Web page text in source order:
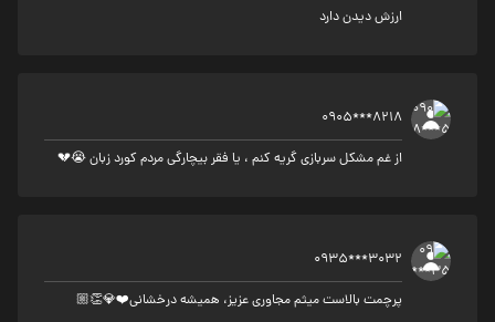
ارزش دیدن دارد
0905***8218
از غم مشکل سربازی گریه کنم ، یا فقر بیچارگی مردم کورد زبان 😭💔
0935***3032
پرچمت بالاست میثم مجاوری عزیز، همیشه درخشانی❤️💎👏🏼